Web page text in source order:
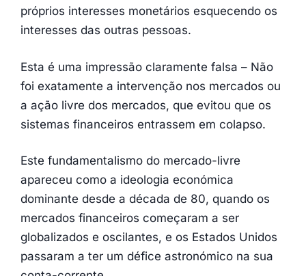
próprios interesses monetários esquecendo os
interesses das outras pessoas.
Esta é uma impressão claramente falsa – Não
foi exatamente a intervenção nos mercados ou
a ação livre dos mercados, que evitou que os
sistemas financeiros entrassem em colapso.
Este fundamentalismo do mercado-livre
apareceu como a ideologia económica
dominante desde a década de 80, quando os
mercados financeiros começaram a ser
globalizados e oscilantes, e os Estados Unidos
passaram a ter um défice astronómico na sua